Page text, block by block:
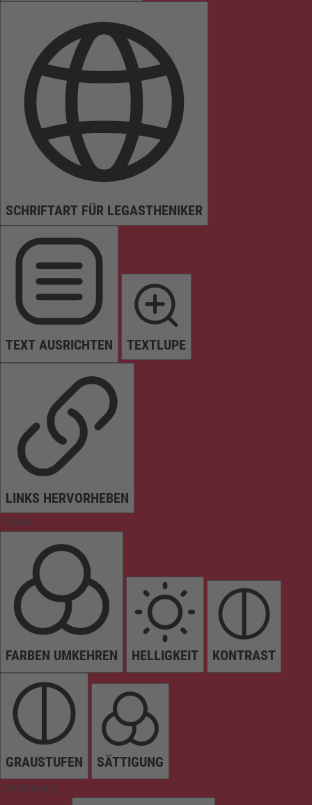
SCHRIFTART FÜR LEGASTHENIKER
TEXT AUSRICHTEN TEXTLUPE
LINKS HERVORHEBEN
Farben
FARBEN UMKEHREN HELLIGKEIT KONTRAST
GRAUSTUFEN SÄTTIGUNG
Orientierung